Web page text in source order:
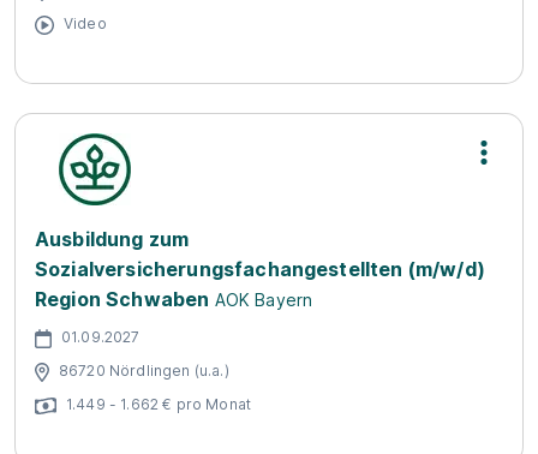
Video
Ausbildung zum
Sozialversicherungsfachangestellten (m/w/d)
Region Schwaben AOK Bayern
01.09.2027
86720 Nördlingen (u.a.)
1.449 - 1.662 € pro Monat